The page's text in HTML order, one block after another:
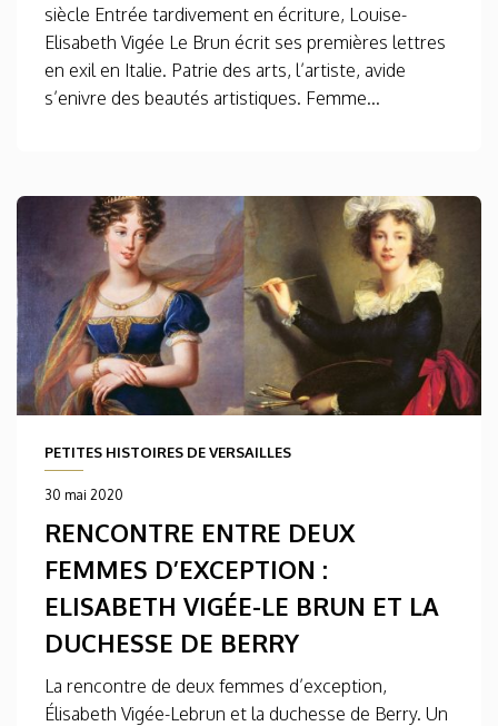
siècle Entrée tardivement en écriture, Louise-
Elisabeth Vigée Le Brun écrit ses premières lettres
en exil en Italie. Patrie des arts, l’artiste, avide
s’enivre des beautés artistiques. Femme...
PETITES HISTOIRES DE VERSAILLES
30 mai 2020
RENCONTRE ENTRE DEUX
FEMMES D’EXCEPTION :
ELISABETH VIGÉE-LE BRUN ET LA
DUCHESSE DE BERRY
La rencontre de deux femmes d’exception,
Élisabeth Vigée-Lebrun et la duchesse de Berry. Un